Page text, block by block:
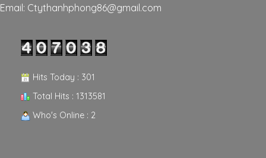
Email: Ctythanhphong86@gmail.com
Hits Today : 301
Total Hits : 1313581
Who's Online : 2